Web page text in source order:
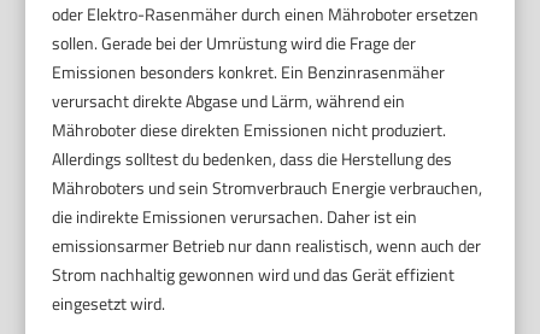
oder Elektro-Rasenmäher durch einen Mähroboter ersetzen
sollen. Gerade bei der Umrüstung wird die Frage der
Emissionen besonders konkret. Ein Benzinrasenmäher
verursacht direkte Abgase und Lärm, während ein
Mähroboter diese direkten Emissionen nicht produziert.
Allerdings solltest du bedenken, dass die Herstellung des
Mähroboters und sein Stromverbrauch Energie verbrauchen,
die indirekte Emissionen verursachen. Daher ist ein
emissionsarmer Betrieb nur dann realistisch, wenn auch der
Strom nachhaltig gewonnen wird und das Gerät effizient
eingesetzt wird.